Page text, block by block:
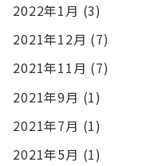
2022年1月 (3)
2021年12月 (7)
2021年11月 (7)
2021年9月 (1)
2021年7月 (1)
2021年5月 (1)